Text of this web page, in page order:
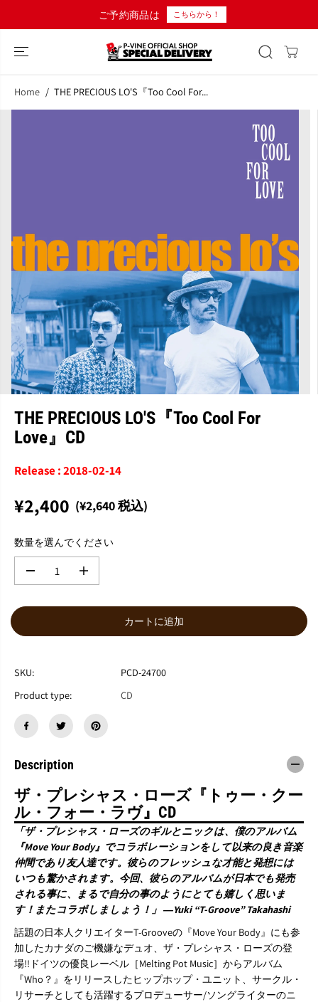
ご予約商品は こちらから！
Home THE PRECIOUS LO'S『Too Cool For...
THE PRECIOUS LO'S『Too Cool For
Love』CD
Release : 2018-02-14
通
価
格
¥2,400 (¥2,640 税込)
数量を選んでください
H
P
C
O
U
S
L
O
&
#
3
9
;
S
『
T
o
o
C
o
o
l
数
E
C
L
O
&
#
3
9
;
S
『
T
o
C
o
o
l
カートに追加
SKU:
PCD-24700
Product type:
CD
Description
ザ・プレシャス・ローズ『トゥー・クー
ル・フォー・ラヴ』CD
「ザ・プレシャス・ローズのギルとニックは、僕のアルバム
『Move Your Body』でコラボレーションをして以来の良き音楽
仲間であり友人達です。彼らのフレッシュな才能と発想には
いつも驚かされます。今回、彼らのアルバムが日本でも発売
される事に、まるで自分の事のようにとても嬉しく思いま
す！またコラボしましょう！」 ―Yuki “T-Groove” Takahashi
話題の日本人クリエイターT-Grooveの『Move Your Body』にも参
加したカナダのご機嫌なデュオ、ザ・プレシャス・ローズの登
場!!ドイツの優良レーベル［Melting Pot Music］からアルバム
『Who？』をリリースしたヒップホップ・ユニット、サークル・
リサーチとしても活躍するプロデューサー/ソングライターのニ